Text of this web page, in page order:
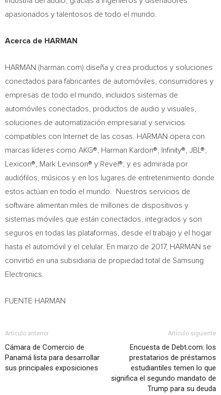
apasionados y talentosos de todo el mundo.
Acerca de HARMAN
HARMAN (harman.com) diseña y crea productos y soluciones
conectados para fabricantes de automóviles, consumidores y
empresas de todo el mundo, incluidos sistemas de
automóviles conectados, productos de audio y visuales,
soluciones de automatización empresarial y servicios
compatibles con Internet de las cosas. HARMAN opera con
marcas líderes como AKG®, Harman Kardon®, Infinity®, JBL®,
Lexicon®, Mark Levinson® y Revel®, y es admirada por
audiófilos, músicos y en los lugares de entretenimiento donde
estos actúan en todo el mundo. Nuestros servicios de
software alimentan miles de millones de dispositivos y
sistemas móviles que están conectados, integrados y son
seguros en todas las plataformas, desde el trabajo y el hogar
hasta el automóvil y el celular. En marzo de 2017, HARMAN se
convirtió en una subsidiaria de propiedad total de Samsung
Electronics.
FUENTE HARMAN
Artículo anterior
Cámara de Comercio de
Panamá lista para desarrollar
sus principales exposiciones
Artículo siguiente
Encuesta de Debt.com: los
prestatarios de préstamos
estudiantiles temen lo que
significa el segundo mandato de
Trump para su deuda